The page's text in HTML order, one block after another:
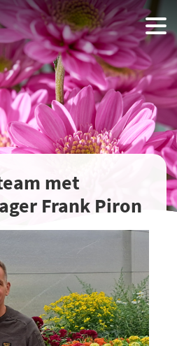
met
Frank Piron